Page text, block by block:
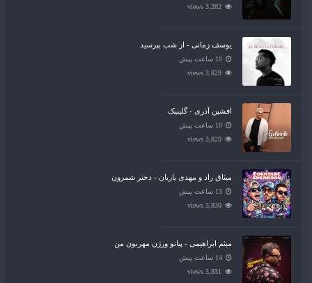
3,282 views
یوسف زمانی - از شب بپرسید
10 ساعت پیش
3,829 views
افشین آذری - گلینیک
10 ساعت پیش
3,829 views
میثاق راد و مهدی یاریان - دختر شمرون
13 ساعت پیش
3,830 views
میثم ابراهیمی - پیانو ورژن مهربون من
14 ساعت پیش
3,831 views